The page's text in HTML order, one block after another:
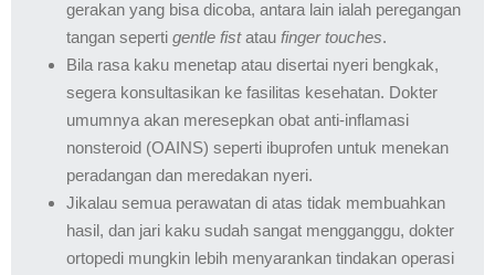
gerakan yang bisa dicoba, antara lain ialah peregangan
tangan seperti gentle fistatau finger touches.
Bila rasa kaku menetap atau disertai nyeri bengkak,
segera konsultasikan ke fasilitas kesehatan. Dokter
umumnya akan meresepkan obat anti-inflamasi
nonsteroid (OAINS) seperti ibuprofen untuk menekan
peradangan dan meredakan nyeri.
Jikalau semua perawatan di atas tidak membuahkan
hasil, dan jari kaku sudah sangat mengganggu, dokter
ortopedi mungkin lebih menyarankan tindakan operasi